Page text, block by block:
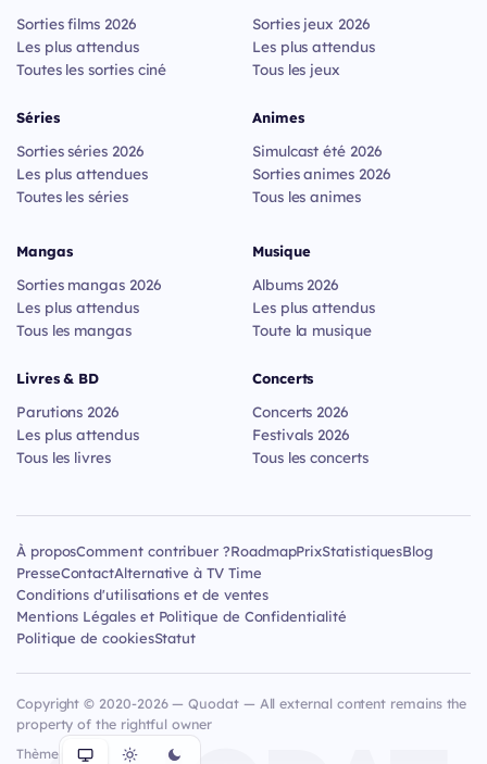
Sorties films 2026
Les plus attendus
Toutes les sorties ciné
Séries
Sorties séries 2026
Les plus attendues
Toutes les séries
Sorties jeux 2026
Les plus attendus
Tous les jeux
Animes
Simulcast été 2026
Sorties animes 2026
Tous les animes
Mangas
Sorties mangas 2026
Les plus attendus
Tous les mangas
Livres & BD
Parutions 2026
Les plus attendus
Tous les livres
Musique
Albums 2026
Les plus attendus
Toute la musique
Concerts
Concerts 2026
Festivals 2026
Tous les concerts
À proposComment contribuer ?RoadmapPrixStatistiquesBlog
PresseContactAlternative à TV Time
Conditions d'utilisations et de ventes
Mentions Légales et Politique de Confidentialité
Politique de cookiesStatut
Copyright © 2020-2026 — Quodat — All external content remains the
property of the rightful owner
Thème